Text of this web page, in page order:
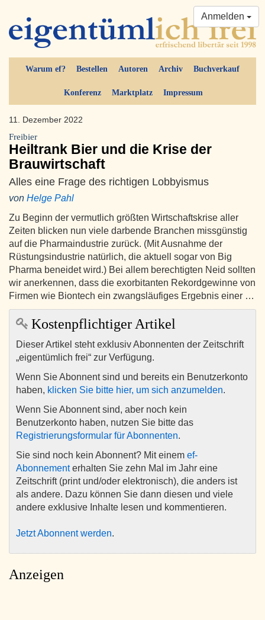
Warum ef? Bestellen Autoren Archiv Buchverkauf
Konferenz Marktplatz Impressum
Anmelden
11. Dezember 2022
Freibier
Heiltrank Bier und die Krise der
Brauwirtschaft
Alles eine Frage des richtigen Lobbyismus
von Helge Pahl
Zu Beginn der vermutlich größten Wirtschaftskrise aller
Zeiten blicken nun viele darbende Branchen missgünstig
auf die Pharmaindustrie zurück. (Mit Ausnahme der
Rüstungsindustrie natürlich, die aktuell sogar von Big
Pharma beneidet wird.) Bei allem berechtigten Neid sollten
wir anerkennen, dass die exorbitanten Rekordgewinne von
Firmen wie Biontech ein zwangsläufiges Ergebnis einer …
Kostenpflichtiger Artikel
Dieser Artikel steht exklusiv Abonnenten der Zeitschrift
„eigentümlich frei“ zur Verfügung.
Wenn Sie Abonnent sind und bereits ein Benutzerkonto
haben, klicken Sie bitte hier, um sich anzumelden.
Wenn Sie Abonnent sind, aber noch kein
Benutzerkonto haben, nutzen Sie bitte das
Registrierungsformular für Abonnenten.
Sie sind noch kein Abonnent? Mit einem ef-
Abonnementerhalten Sie zehn Mal im Jahr eine
Zeitschrift (print und/oder elektronisch), die anders ist
als andere. Dazu können Sie dann diesen und viele
andere exklusive Inhalte lesen und kommentieren.
Jetzt Abonnent werden.
Anzeigen